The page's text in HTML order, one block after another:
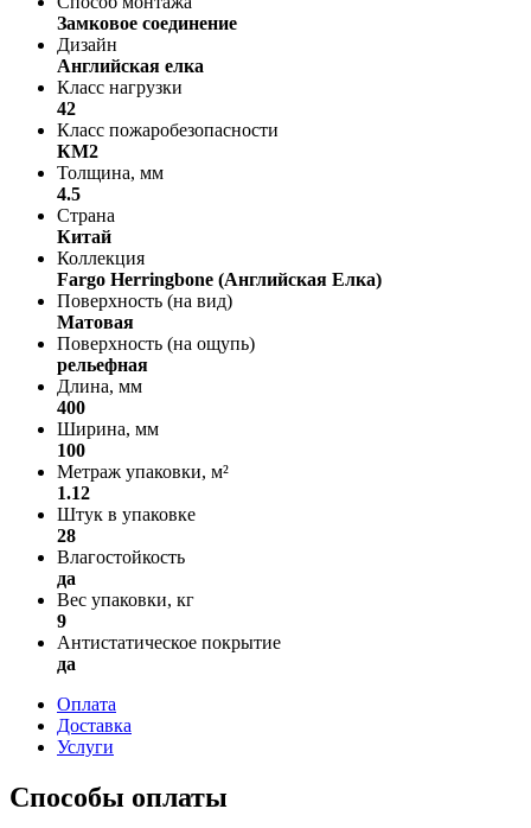
Замковое соединение
Дизайн
Английская елка
Класс нагрузки
42
Класс пожаробезопасности
КМ2
Толщина, мм
4.5
Страна
Китай
Коллекция
Fargo Herringbone (Английская Елка)
Поверхность (на вид)
Матовая
Поверхность (на ощупь)
рельефная
Длина, мм
400
Ширина, мм
100
Метраж упаковки, м²
1.12
Штук в упаковке
28
Влагостойкость
да
Вес упаковки, кг
9
Антистатическое покрытие
да
Оплата
Доставка
Услуги
Способы оплаты